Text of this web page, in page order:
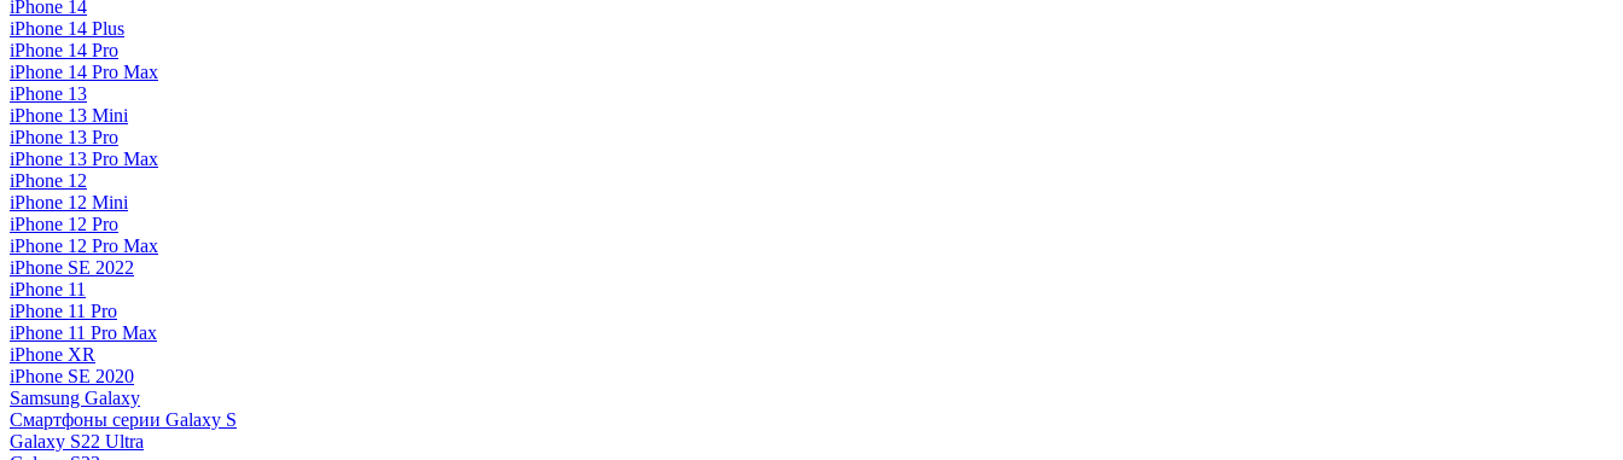
iPhone 14
iPhone 14 Plus
iPhone 14 Pro
iPhone 14 Pro Max
iPhone 13
iPhone 13 Mini
iPhone 13 Pro
iPhone 13 Pro Max
iPhone 12
iPhone 12 Mini
iPhone 12 Pro
iPhone 12 Pro Max
iPhone SE 2022
iPhone 11
iPhone 11 Pro
iPhone 11 Pro Max
iPhone XR
iPhone SE 2020
Samsung Galaxy
Смартфоны серии Galaxy S
Galaxy S22 Ultra